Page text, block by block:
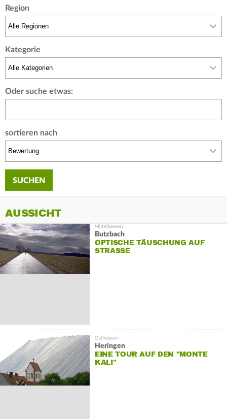
Region
Kategorie
Oder suche etwas:
sortieren nach
AUSSICHT
Butzbach
OPTISCHE TÄUSCHUNG AUF
STRASSE
Heringen
EINE TOUR AUF DEN "MONTE
KALI"